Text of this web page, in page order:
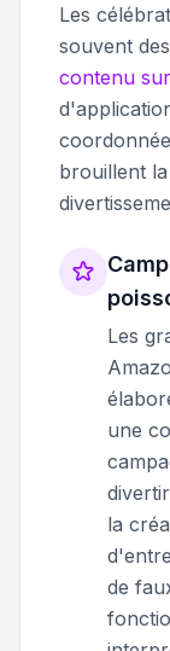
Les
souvent des
contenu
brouillent
Les
une
la
de